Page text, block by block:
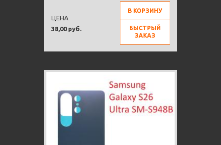
38,00 руб.
ЦЕНА
В КОРЗИНУ
БЫСТРЫЙ
ЗАКАЗ